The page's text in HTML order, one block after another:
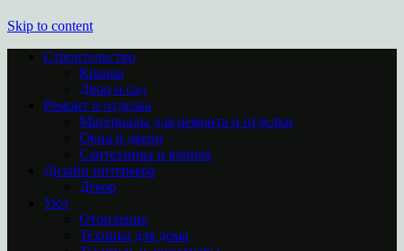
Skip to content
Строительство
Крыша
Двор и сад
Ремонт и отделка
Материалы для ремонта и отделки
Окна и двери
Сантехника и ванная
Дизайн интерьера
Декор
Уют
Отопление
Техника для дома